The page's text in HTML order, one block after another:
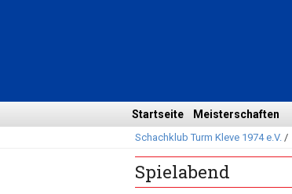
Startseite Meisterschaften
Schachklub Turm Kleve 1974 e.V. /
Spielabend